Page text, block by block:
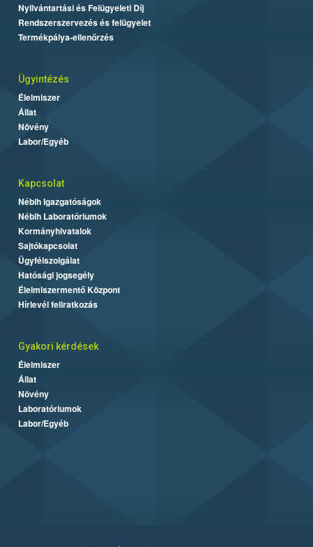
Nyilvántartási és Felügyeleti Díj
Rendszerszervezés és felügyelet
Termékpálya-ellenőrzés
Ügyintézés
Élelmiszer
Állat
Növény
Labor/Egyéb
Kapcsolat
Nébih Igazgatóságok
Nébih Laboratóriumok
Kormányhivatalok
Sajtókapcsolat
Ügyfélszolgálat
Hatósági jogsegély
Élelmiszermentő Központ
Hírlevél feliratkozás
Gyakori kérdések
Élelmiszer
Állat
Növény
Laboratóriumok
Labor/Egyéb